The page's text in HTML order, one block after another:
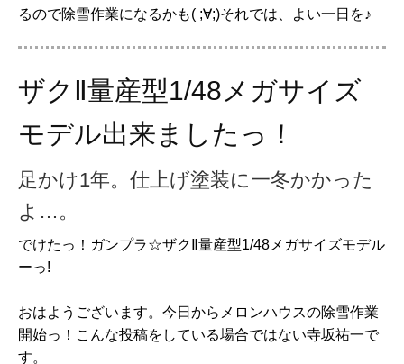
るので除雪作業になるかも( ;∀;)それでは、よい一日を♪
ザクⅡ量産型1/48メガサイズ
モデル出来ましたっ！
足かけ1年。仕上げ塗装に一冬かかった
よ…。
でけたっ！ガンプラ☆ザクⅡ量産型1/48メガサイズモデル
ーっ!
おはようございます。今日からメロンハウスの除雪作業
開始っ！こんな投稿をしている場合ではない寺坂祐一で
す。